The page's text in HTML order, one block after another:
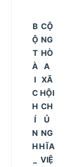
B
Ộ
T
À
I
C
H
Í
N
H
CỘ
NG
HÒ
A
XÃ
HỘI
CH
Ủ
NG
HĨA
VIỆ